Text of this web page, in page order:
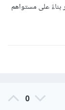
بناءً على مستواهم
0